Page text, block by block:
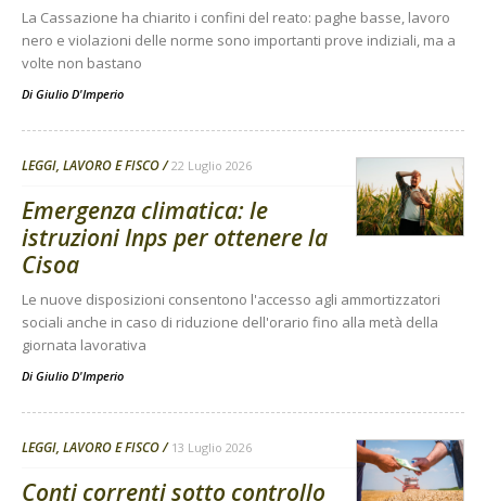
La Cassazione ha chiarito i confini del reato: paghe basse, lavoro
nero e violazioni delle norme sono importanti prove indiziali, ma a
volte non bastano
Di Giulio D'Imperio
LEGGI, LAVORO E FISCO 22 Luglio 2026
Emergenza climatica: le
istruzioni Inps per ottenere la
Cisoa
Le nuove disposizioni consentono l'accesso agli ammortizzatori
sociali anche in caso di riduzione dell'orario fino alla metà della
giornata lavorativa
Di Giulio D'Imperio
LEGGI, LAVORO E FISCO 13 Luglio 2026
Conti correnti sotto controllo